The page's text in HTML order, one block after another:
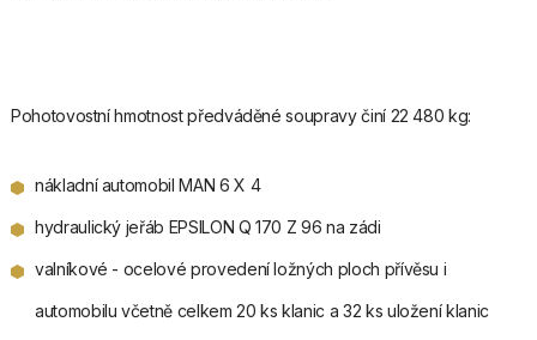
Pohotovostní hmotnost předváděné soupravy činí 22 480 kg:
nákladní automobil MAN 6 X 4
hydraulický jeřáb EPSILON Q 170 Z 96 na zádi
valníkové - ocelové provedení ložných ploch přívěsu i
automobilu včetně celkem 20 ks klanic a 32 ks uložení klanic